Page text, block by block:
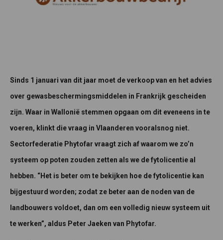
Sinds 1 januari van dit jaar moet de verkoop van en het advies
over gewasbeschermingsmiddelen in Frankrijk gescheiden
zijn. Waar in Wallonië stemmen opgaan om dit eveneens in te
voeren, klinkt die vraag in Vlaanderen vooralsnog niet.
Sectorfederatie Phytofar vraagt zich af waarom we zo’n
systeem op poten zouden zetten als we de fytolicentie al
hebben. “Het is beter om te bekijken hoe de fytolicentie kan
bijgestuurd worden; zodat ze beter aan de noden van de
landbouwers voldoet, dan om een volledig nieuw systeem uit
te werken”, aldus Peter Jaeken van Phytofar.